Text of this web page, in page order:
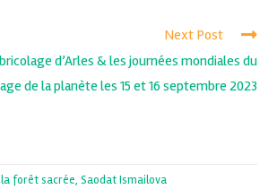
Next Post
d’Arles & les journées mondiales du
de la planète les 15 et 16 septembre 2023
forêt sacrée, Saodat Ismailova